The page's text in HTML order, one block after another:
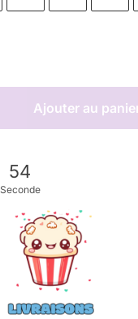
Ajouter au
53
Seconde